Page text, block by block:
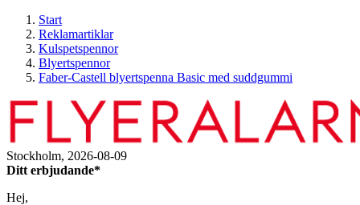
Start
Reklamartiklar
Kulspetspennor
Blyertspennor
Faber-Castell blyertspenna Basic med suddgummi
Stockholm, 2026-08-09
Ditt erbjudande*
Hej,